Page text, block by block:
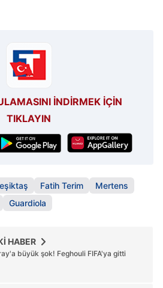
İNDİRMEK İÇİN
TIKLAYIN
Fatih Terim
Mertens
Guardiola
HABER
büyük şok! Feghouli FIFA'ya gitti